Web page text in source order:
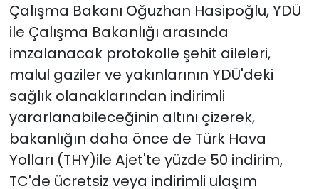
Çalışma Bakanı Oğuzhan Hasipoğlu, YDÜ
ile Çalışma Bakanlığı arasında
imzalanacak protokolle şehit aileleri,
malul gaziler ve yakınlarının YDÜ'deki
sağlık olanaklarından indirimli
yararlanabileceğinin altını çizerek,
bakanlığın daha önce de Türk Hava
Yolları (THY)ile Ajet'te yüzde 50 indirim,
TC'de ücretsiz veya indirimli ulaşım